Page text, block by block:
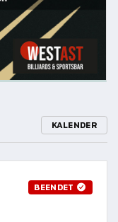
KALENDER
BEENDET